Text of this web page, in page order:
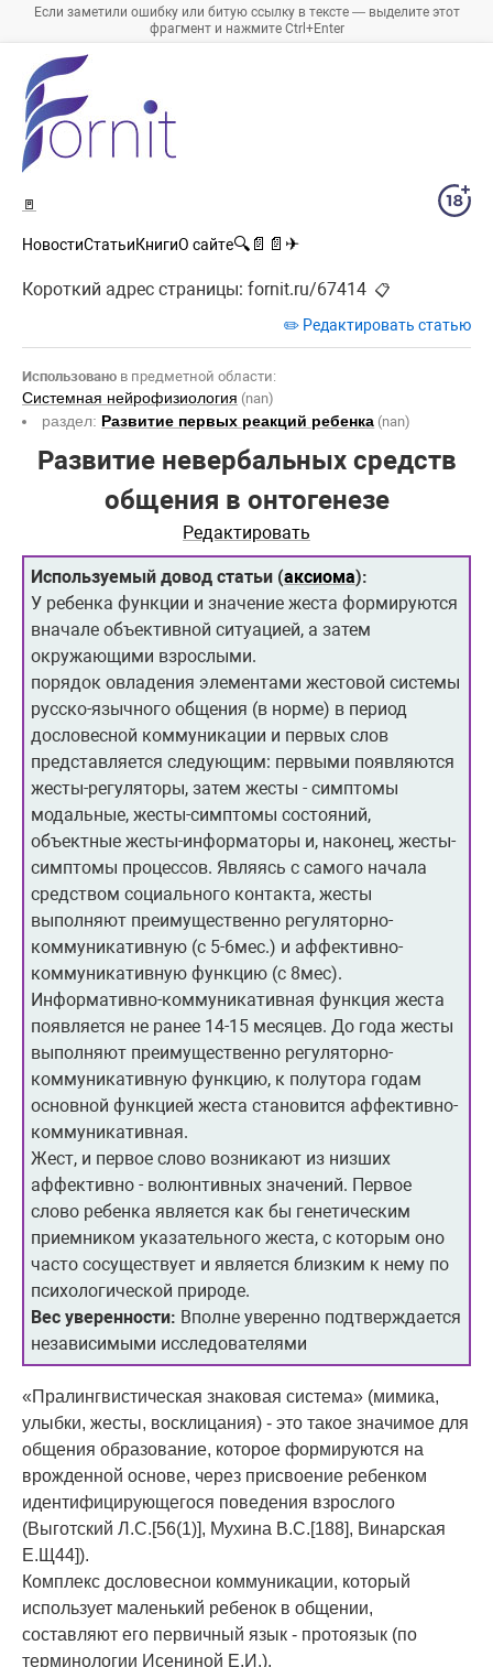
Если заметили ошибку или битую ссылку в тексте — выделите этот
фрагмент и нажмите Ctrl+Enter
🚪
НовостиСтатьиКнигиО сайте🔍 📄 📄 ✈
Короткий адрес страницы: fornit.ru/67414 📋
✏️ Редактировать статью
Использовано в предметной области:
Системная нейрофизиология (nan)
раздел: Развитие первых реакций ребенка (nan)
Развитие невербальных средств
общения в онтогенезе
Редактировать
Используемый довод статьи (аксиома):
У ребенка функции и значение жеста формируются
вначале объективной ситуацией, а затем
окружающими взрослыми.
порядок овладения элементами жестовой системы
русско-язычного общения (в норме) в период
дословесной коммуникации и первых слов
представляется следующим: первыми появляются
жесты-регуляторы, затем жесты - симптомы
модальные, жесты-симптомы состояний,
объектные жесты-информаторы и, наконец, жесты-
симптомы процессов. Являясь с самого начала
средством социального контакта, жесты
выполняют преимущественно регуляторно-
коммуникативную (с 5-6мес.) и аффективно-
коммуникативную функцию (с 8мес).
Информативно-коммуникативная функция жеста
появляется не ранее 14-15 месяцев. До года жесты
выполняют преимущественно регуляторно-
коммуникативную функцию, к полутора годам
основной функцией жеста становится аффективно-
коммуникативная.
Жест, и первое слово возникают из низших
аффективно - волюнтивных значений. Первое
слово ребенка является как бы генетическим
приемником указательного жеста, с которым оно
часто сосуществует и является близким к нему по
психологической природе.
Вес уверенности: Вполне уверенно подтверждается
независимыми исследователями
«Пралингвистическая знаковая система» (мимика,
улыбки, жесты, восклицания) - это такое значимое для
общения образование, которое формируются на
врожденной основе, через присвоение ребенком
идентифицирующегося поведения взрослого
(Выготский Л.С.[56(1)], Мухина В.С.[188], Винарская
Е.Щ44]).
Комплекс дословеснои коммуникации, который
использует маленький ребенок в общении,
составляют его первичный язык - протоязык (по
терминологии Исениной Е.И.).